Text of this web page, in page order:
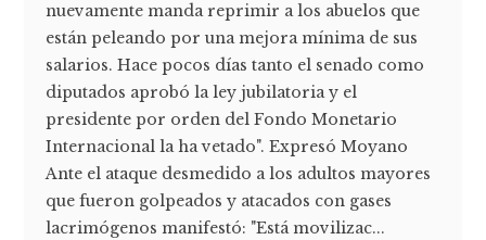
nuevamente manda reprimir a los abuelos que
están peleando por una mejora mínima de sus
salarios. Hace pocos días tanto el senado como
diputados aprobó la ley jubilatoria y el
presidente por orden del Fondo Monetario
Internacional la ha vetado". Expresó Moyano
Ante el ataque desmedido a los adultos mayores
que fueron golpeados y atacados con gases
lacrimógenos manifestó: "Está movilizac...